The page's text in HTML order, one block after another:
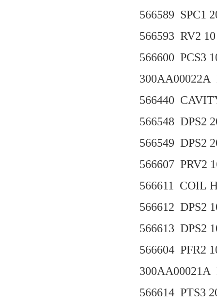
566589 SPC1
566593 RV2
566600 PCS3
300AA00022A
566440
566548 DPS2
566549 DPS2
566607 PRV2
566611 COIL
566612 DPS2
566613 DPS2
566604 PFR2
300AA00021A
566614 PTS3